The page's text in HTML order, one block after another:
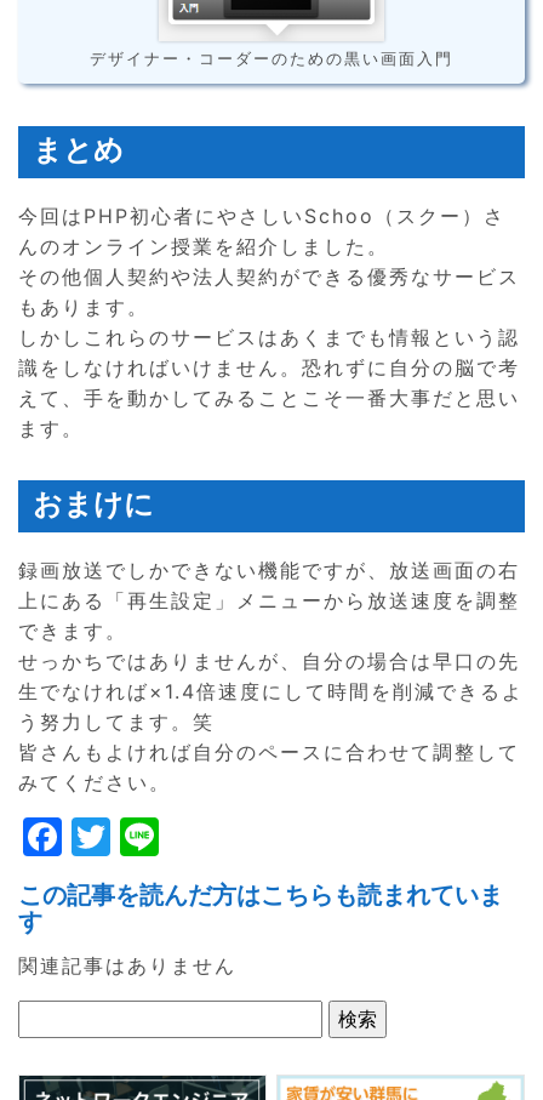
デザイナー・コーダーのための黒い画面入門
まとめ
今回はPHP初心者にやさしいSchoo（スクー）さ
んのオンライン授業を紹介しました。
その他個人契約や法人契約ができる優秀なサービス
もあります。
しかしこれらのサービスはあくまでも情報という認
識をしなければいけません。恐れずに自分の脳で考
えて、手を動かしてみることこそ一番大事だと思い
ます。
おまけに
録画放送でしかできない機能ですが、放送画面の右
上にある「再生設定」メニューから放送速度を調整
できます。
せっかちではありませんが、自分の場合は早口の先
生でなければ×1.4倍速度にして時間を削減できるよ
う努力してます。笑
皆さんもよければ自分のペースに合わせて調整して
みてください。
F
a
c
e
b
o
o
T
w
itt
er
n
e
この記事を読んだ方はこちらも読まれていま
す
関連記事はありません